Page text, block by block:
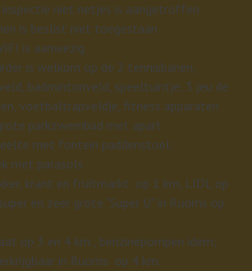
inspectie niet netjes is aangetroffen
is beslist niet toegestaan
is aanwezig
is welkom op de 2 tennisbanen,
badmintonveld, speeltuintje, 3 jeu de
voetbaltrapveldje, fitness apparaten
parkzwembad met apart
met fontein paddenstoel;
met parasols
krant en fruitmarkt op 1 km, LIDL op
en zeer grote "Super U" in Ruoms op
op 3 en 4 km., benzinepompen idem;
in Ruoms op 4 km.